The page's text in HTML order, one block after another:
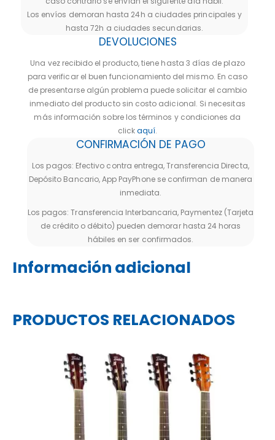
Los envíos demoran hasta 24h a ciudades principales y
hasta 72h a ciudades secundarias.
DEVOLUCIONES
Una vez recibido el producto, tiene hasta 3 días de plazo
para verificar el buen funcionamiento del mismo. En caso
de presentarse algún problema puede solicitar el cambio
inmediato del producto sin costo adicional. Si necesitas
más información sobre los términos y condiciones da
clickaquí.
CONFIRMACIÓN DE PAGO
Los pagos: Efectivo contra entrega, Transferencia Directa,
Depósito Bancario, App PayPhone se confirman de manera
inmediata.
Los pagos: Transferencia Interbancaria, Paymentez (Tarjeta
de crédito o débito) pueden demorar hasta 24 horas
hábiles en ser confirmados.
Información adicional
PRODUCTOS RELACIONADOS